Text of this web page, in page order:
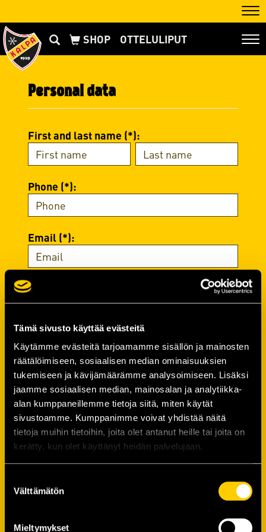
Tämä sivusto käyttää evästeitä
Käytämme evästeitä tarjoamamme sisällön ja mainosten
räätälöimiseen, sosiaalisen median ominaisuuksien
tukemiseen ja kävijämäärämme analysoimiseen. Lisäksi
jaamme sosiaalisen median, mainosalan ja analytiikka-
alan kumppaneillemme tietoja siitä, miten käytät
sivustoamme. Kumppanimme voivat yhdistää näitä
tietoja muihin tietoihin, joita olet antanut heille tai joita on
kerätty, kun olet käyttänyt heidän palvelujaan.
valinta
Välttämätön
Mieltymykset
OTTELULIPUT
Personal data
First and last name (*):
Phone (*):
Email (*):
Password
Password (*):
Confirm password (*):
Contact information